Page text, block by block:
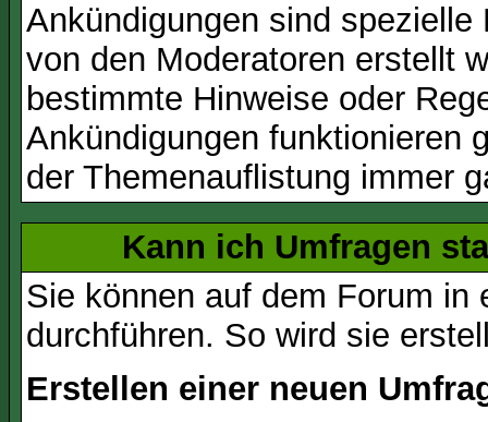
Ankündigungen sind
von den Moderatoren erstellt
bestimmte Hinweise oder
Ankündigungen funktionieren
der Themenauflistung immer
Kann ich Umfragen
Sie können auf dem Forum in
durchführen. So wird sie
Erstellen einer neuen